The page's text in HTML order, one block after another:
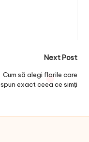
Next Post
Cum să alegi florile care
spun exact ceea ce simți